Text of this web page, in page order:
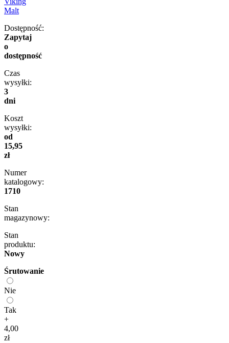
Malt
Dostępność:
Zapytaj
o
dostępność
Czas
wysyłki:
3
dni
Koszt
wysyłki:
od
15,95
zł
Numer
katalogowy:
1710
Stan
magazynowy:
Stan
produktu:
Nowy
Śrutowanie
Nie
Tak
+
4,00
zł